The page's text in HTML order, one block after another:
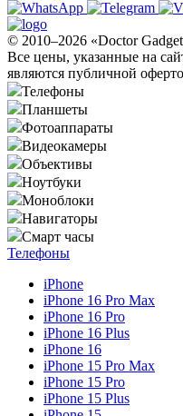
© 2010–2026 «Doctor
Все цены, указанные на
являются публичной
Телефоны
Планшеты
Фотоаппараты
Видеокамеры
Объективы
Ноутбуки
Моноблоки
Навигаторы
Смарт часы
Телефоны
iPhone
iPhone 16 Pro Max
iPhone 16 Pro
iPhone 16 Plus
iPhone 16
iPhone 15 Pro Max
iPhone 15 Pro
iPhone 15 Plus